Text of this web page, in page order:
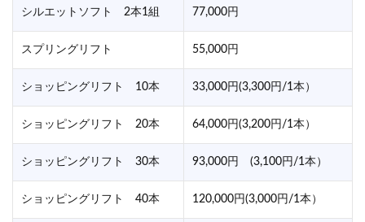
シルエットソフト 2本1組 77,000円
スプリングリフト 55,000円
ショッピングリフト 10本 33,000円(3,300円/1本）
ショッピングリフト 20本 64,000円(3,200円/1本）
ショッピングリフト 30本 93,000円 (3,100円/1本）
ショッピングリフト 40本 120,000円(3,000円/1本）